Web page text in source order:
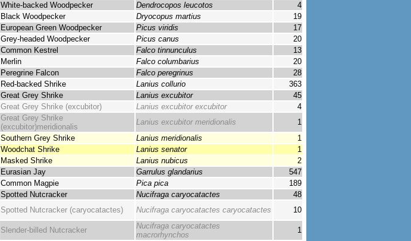
White-backed Woodpecker Dendrocopos leucotos
4
Black Woodpecker Dryocopus martius
19
European Green Woodpecker Picus viridis
17
Grey-headed Woodpecker Picus canus
20
Common Kestrel Falco tinnunculus
13
Merlin Falco columbarius
20
Peregrine Falcon Falco peregrinus
28
Red-backed Shrike Lanius collurio
363
Great Grey Shrike Lanius excubitor
45
Great Grey Shrike (excubitor) Lanius excubitor excubitor
4
Great Grey Shrike
(excubitor)meridionalis
Lanius excubitor meridionalis
1
Southern Grey Shrike Lanius meridionalis
1
Woodchat Shrike Lanius senator
1
Masked Shrike Lanius nubicus
2
Eurasian Jay Garrulus glandarius
547
Common Magpie Pica pica
189
Spotted Nutcracker Nucifraga caryocatactes
48
Spotted Nutcracker (caryocatactes) Nucifraga caryocatactes caryocatactes 10
Slender-billed Nutcracker
Nucifraga caryocatactes
macrorhynchos
1